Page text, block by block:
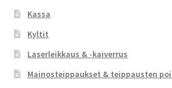
Kassa
Kyltit
Laserleikkaus & -kaiverrus
Mainosteippaukset & teippausten